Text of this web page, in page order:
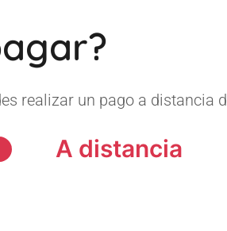
realizar un pago a distancia
A distancia